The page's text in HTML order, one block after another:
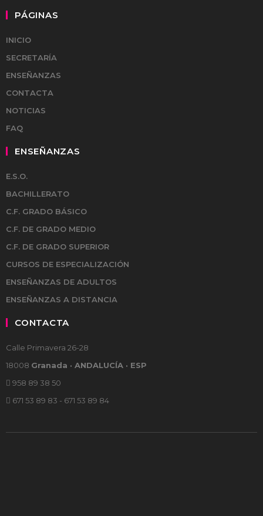
PÁGINAS
INICIO
SECRETARÍA
ENSEÑANZAS
CONTACTA
NOTICIAS
FAQ
ENSEÑANZAS
E.S.O.
BACHILLERATO
C.F. GRADO BÁSICO
C.F. DE GRADO MEDIO
C.F. DE GRADO SUPERIOR
CURSOS DE ESPECIALIZACIÓN
ENSEÑANZAS DE ADULTOS
ENSEÑANZAS A DISTANCIA
CONTACTA
Calle Primavera 26-28
18008 Granada · ANDALUCÍA · ESP
958 89 38 50
671 53 89 83 - 671 53 89 84